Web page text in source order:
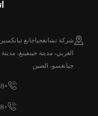
شركة تشانغجياجانغ تيانكسين
الغربي، مدينة جينفينغ،
جيانغسو، الصين
+86-13906247388
+86-15298801898